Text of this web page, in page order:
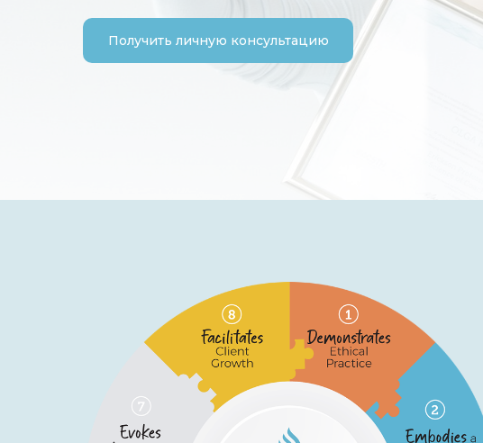
Скачать брошюру
Получить личную консультацию